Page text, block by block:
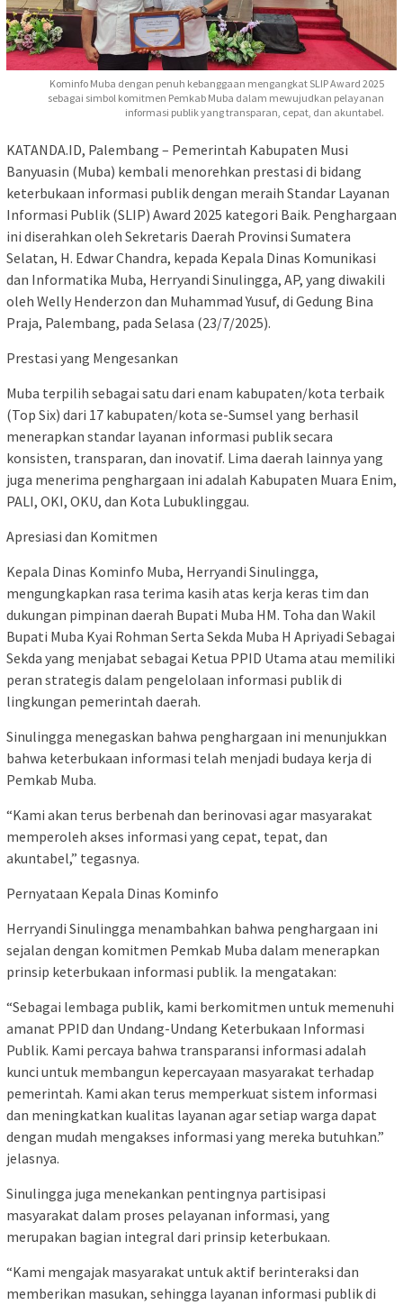
Kominfo Muba dengan penuh kebanggaan mengangkat SLIP Award 2025
sebagai simbol komitmen Pemkab Muba dalam mewujudkan pelayanan
informasi publik yang transparan, cepat, dan akuntabel.
KATANDA.ID, Palembang – Pemerintah Kabupaten Musi
Banyuasin (Muba) kembali menorehkan prestasi di bidang
keterbukaan informasi publik dengan meraih Standar Layanan
Informasi Publik (SLIP) Award 2025 kategori Baik. Penghargaan
ini diserahkan oleh Sekretaris Daerah Provinsi Sumatera
Selatan, H. Edwar Chandra, kepada Kepala Dinas Komunikasi
dan Informatika Muba, Herryandi Sinulingga, AP, yang diwakili
oleh Welly Henderzon dan Muhammad Yusuf, di Gedung Bina
Praja, Palembang, pada Selasa (23/7/2025).
Prestasi yang Mengesankan
Muba terpilih sebagai satu dari enam kabupaten/kota terbaik
(Top Six) dari 17 kabupaten/kota se-Sumsel yang berhasil
menerapkan standar layanan informasi publik secara
konsisten, transparan, dan inovatif. Lima daerah lainnya yang
juga menerima penghargaan ini adalah Kabupaten Muara Enim,
PALI, OKI, OKU, dan Kota Lubuklinggau.
Apresiasi dan Komitmen
Kepala Dinas Kominfo Muba, Herryandi Sinulingga,
mengungkapkan rasa terima kasih atas kerja keras tim dan
dukungan pimpinan daerah Bupati Muba HM. Toha dan Wakil
Bupati Muba Kyai Rohman Serta Sekda Muba H Apriyadi Sebagai
Sekda yang menjabat sebagai Ketua PPID Utama atau memiliki
peran strategis dalam pengelolaan informasi publik di
lingkungan pemerintah daerah.
Sinulingga menegaskan bahwa penghargaan ini menunjukkan
bahwa keterbukaan informasi telah menjadi budaya kerja di
Pemkab Muba.
“Kami akan terus berbenah dan berinovasi agar masyarakat
memperoleh akses informasi yang cepat, tepat, dan
akuntabel,” tegasnya.
Pernyataan Kepala Dinas Kominfo
Herryandi Sinulingga menambahkan bahwa penghargaan ini
sejalan dengan komitmen Pemkab Muba dalam menerapkan
prinsip keterbukaan informasi publik. Ia mengatakan:
“Sebagai lembaga publik, kami berkomitmen untuk memenuhi
amanat PPID dan Undang-Undang Keterbukaan Informasi
Publik. Kami percaya bahwa transparansi informasi adalah
kunci untuk membangun kepercayaan masyarakat terhadap
pemerintah. Kami akan terus memperkuat sistem informasi
dan meningkatkan kualitas layanan agar setiap warga dapat
dengan mudah mengakses informasi yang mereka butuhkan.”
jelasnya.
Sinulingga juga menekankan pentingnya partisipasi
masyarakat dalam proses pelayanan informasi, yang
merupakan bagian integral dari prinsip keterbukaan.
“Kami mengajak masyarakat untuk aktif berinteraksi dan
memberikan masukan, sehingga layanan informasi publik di